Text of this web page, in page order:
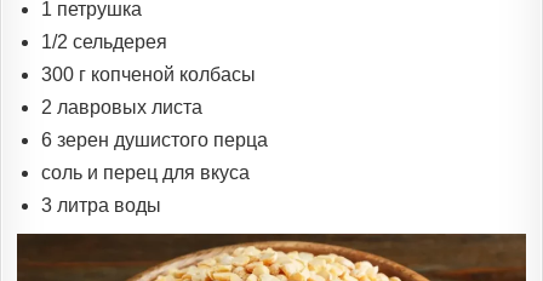
1 петрушка
1/2 сельдерея
300 г копченой колбасы
2 лавровых листа
6 зерен душистого перца
соль и перец для вкуса
3 литра воды